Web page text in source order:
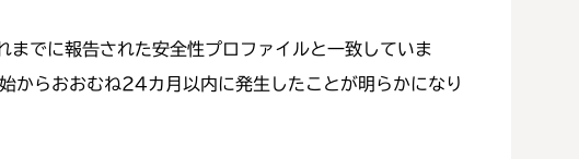
でに報告された安全性プロファイルと一致していま
らおおむね24カ月以内に発生したことが明らかになり